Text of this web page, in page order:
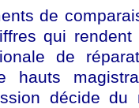
de
qui rendent
de
hauts
décide du